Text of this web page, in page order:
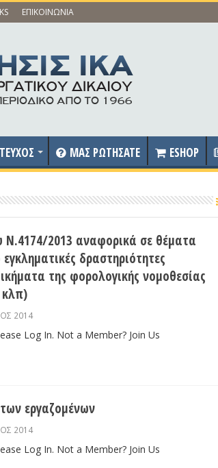
ΕΠΙΚΟΙΝΩΝΙΑ
ΜΑΣ ΡΩΤΗΣΑΤΕ ESHOP
Ν.4174/2013 αναφορικά σε θέματα
δραστηριότητες
της φορολογικής νομοθεσίας
2014
Log In. Not a Member? Join Us
εργαζομένων
2014
Log In. Not a Member? Join Us